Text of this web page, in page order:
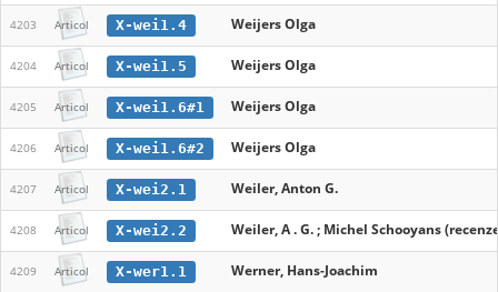
4203 Articol X-wei1.4 Weijers Olga
4204 Articol X-wei1.5 Weijers Olga
4205 Articol X-wei1.6#1 Weijers Olga
4206 Articol X-wei1.6#2 Weijers Olga
4207 Articol X-wei2.1 Weiler, Anton G.
4208 Articol X-wei2.2 Weiler, A . G. ; Michel Schooyans
4209 Articol X-wer1.1 Werner, Hans-Joachim